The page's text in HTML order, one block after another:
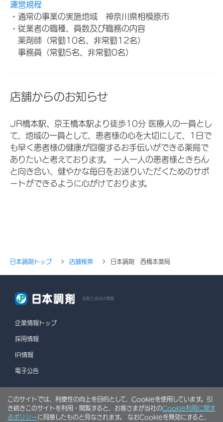
運営規程
・通常の事業の実施地域 神奈川県相模原市
・従業者の職種、員数及び職務の内容
薬剤師（常勤10名、非常勤12名）
事務員（常勤5名、非常勤0名）
店舗からのお知らせ
JR橋本駅、京王橋本駅より徒歩10分 医療人の一員とし
て、地域の一員として、患者様の心を大切にして、1日で
も早く患者様の健康が回復するお手伝いができる薬局で
ありたいと考えております。 一人一人の患者様ときちん
と向き合い、健やかな毎日をお送りいただくためのサポ
ートができるように心がけております。
日本調剤トップ 店舗検索 日本調剤 西橋本薬局
お客さま向け情報
企業情報トップ
採用情報
IR情報
電子公告
情報セキュリティポリシー 個人情報保護方針
ソーシャルメディアポリシー 行動計画 利用規約
このサイトでは、利便性の向上を目的として、Cookieを使用しています。引
き続きこのサイトを利用・閲覧すると、お客さまが当社のCookie利用に関す
るポリシーに同意したものと見なされます。 なおCookieを無効にすると、